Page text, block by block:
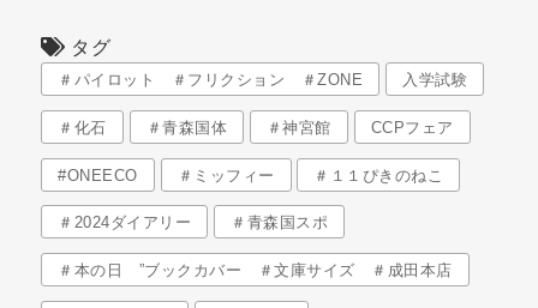
タグ
＃パイロット ＃フリクション ＃ZONE 入学試験
＃化石 ＃青森国体 ＃神宮館 CCPフェア
#ONEECO ＃ミッフィー ＃１１ぴきのねこ
＃2024ダイアリー ＃青森国スポ
＃本の日 ”ブックカバー ＃文庫サイズ ＃成田本店